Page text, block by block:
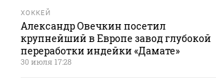
ХОККЕЙ
Александр Овечкин посетил
крупнейший в Европе завод глубокой
переработки индейки «Дамате»
30 июля 17:28